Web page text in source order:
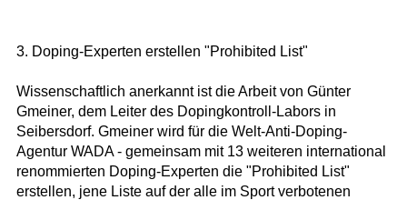
3. Doping-Experten erstellen "Prohibited List"
Wissenschaftlich anerkannt ist die Arbeit von Günter
Gmeiner, dem Leiter des Dopingkontroll-Labors in
Seibersdorf. Gmeiner wird für die Welt-Anti-Doping-
Agentur WADA - gemeinsam mit 13 weiteren international
renommierten Doping-Experten die "Prohibited List"
erstellen, jene Liste auf der alle im Sport verbotenen